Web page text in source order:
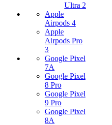
Ultra 2
Apple
Airpods 4
Apple
Airpods Pro
3
Google Pixel
7А
Google Pixel
8 Pro
Google Pixel
9 Pro
Google Pixel
8A